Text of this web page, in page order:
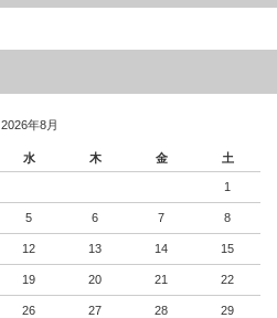
2026年8月
水 木 金 土
1
5 6 7 8
12 13 14 15
19 20 21 22
26 27 28 29